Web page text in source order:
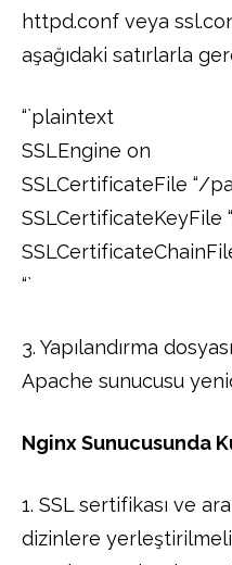
httpd.conf veya
aşağıdaki satırlarla
“`plaintext
SSLEngine on
SSLCertificateFile “/
“`
3. Yapılandırma
Apache sunucusu
Nginx Sunucusunda
1. SSL sertifikası ve
dizinlere